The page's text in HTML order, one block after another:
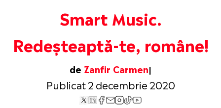
Smart Music.
Redeșteaptă-te, române!
de Zanfir Carmen
Publicat 2 decembrie 2020